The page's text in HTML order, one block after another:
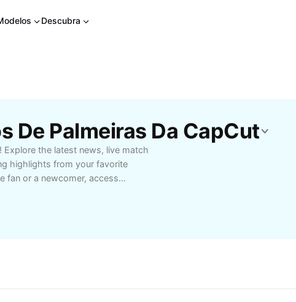
Descubra
De Palmeiras Da CapCut
the latest news, live match
highlights from your favorite
fan or a newcomer, access
who want in-depth